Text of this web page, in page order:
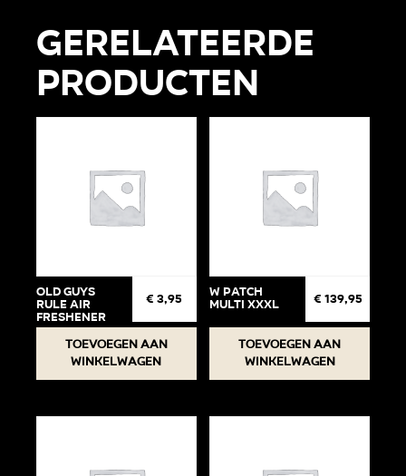
Gerelateerde
producten
Old Guys
Rule Air
Freshener
€ 3,95
Toevoegen aan
winkelwagen
W Patch
Multi XXXL € 139,95
Toevoegen aan
winkelwagen